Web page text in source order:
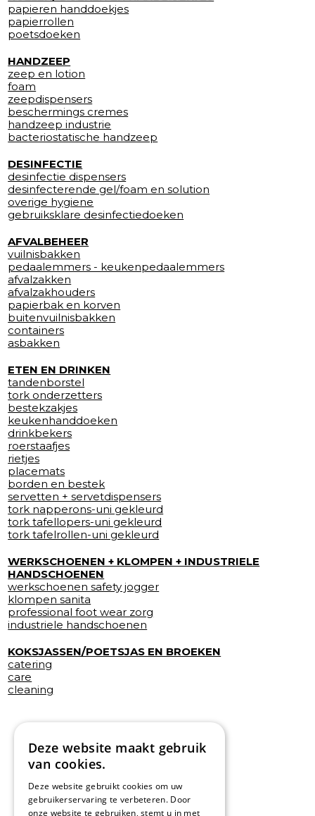
papieren handdoekjes
papierrollen
poetsdoeken
HANDZEEP
zeep en lotion
foam
zeepdispensers
beschermings cremes
handzeep industrie
bacteriostatische handzeep
DESINFECTIE
desinfectie dispensers
desinfecterende gel/foam en solution
overige hygiene
gebruiksklare desinfectiedoeken
AFVALBEHEER
vuilnisbakken
pedaalemmers - keukenpedaalemmers
afvalzakken
afvalzakhouders
papierbak en korven
buitenvuilnisbakken
containers
asbakken
ETEN EN DRINKEN
tandenborstel
tork onderzetters
bestekzakjes
keukenhanddoeken
drinkbekers
roerstaafjes
rietjes
placemats
borden en bestek
servetten + servetdispensers
tork napperons-uni gekleurd
tork tafellopers-uni gekleurd
tork tafelrollen-uni gekleurd
WERKSCHOENEN + KLOMPEN + INDUSTRIELE
HANDSCHOENEN
werkschoenen safety jogger
klompen sanita
professional foot wear zorg
industriele handschoenen
KOKSJASSEN/POETSJAS EN BROEKEN
catering
care
cleaning
Deze website maakt gebruik
van cookies.
Deze website gebruikt cookies om uw
gebruikerservaring te verbeteren. Door
onze website te gebruiken, stemt u in met